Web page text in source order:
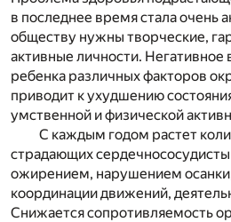
в последнее время стала очень
обществу нужны творческие,
активные личности. Негативное
ребенка различных факторов
приводит к ухудшению
умственной и физической
С каждым годом растет
страдающих
ожирением, нарушением
координации движений,
Снижается сопротивляемость